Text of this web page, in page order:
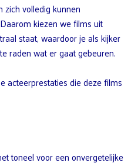
volledig kunnen
kiezen we films uit
staat, waardoor je als kijker
raden wat er gaat gebeuren.
acteerprestaties die deze films
toneel voor een onvergetelijke